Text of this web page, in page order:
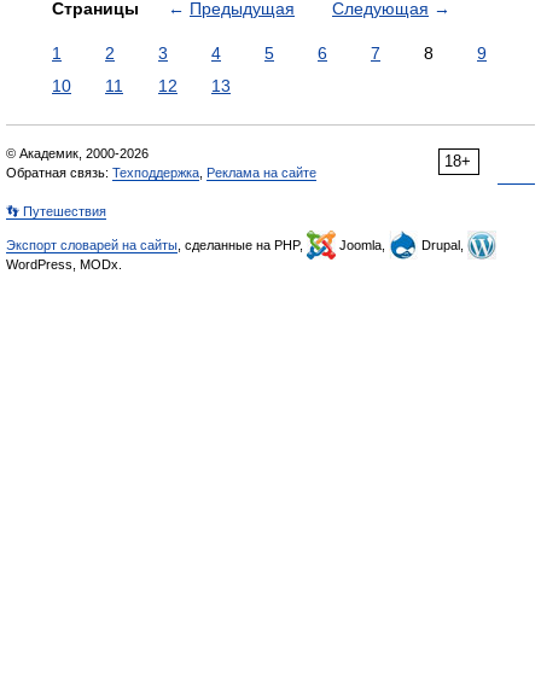
Страницы ← Предыдущая Следующая →
1 2 3 4 5 6 7 8
9
10
11 12 13
18+
© Академик, 2000-2026
Обратная связь: Техподдержка Реклама на сайте
👣 Путешествия
Экспорт словарей на сайты , сделанные на PHP, Joomla,
Drupal,
WordPress, MODx.